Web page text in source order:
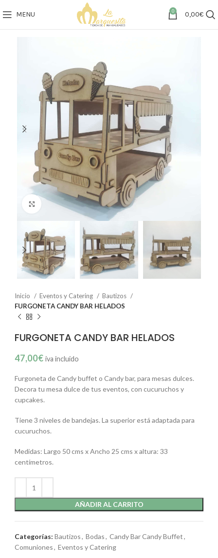
MENU 0 0,00€
Click to enlarge
Inicio Eventos y Catering
Bautizos
FURGONETA CANDY BAR HELADOS
FURGONETA CANDY BAR HELADOS
47,00€ iva incluido
Furgoneta de Candy buffet o Candy bar, para mesas dulces.
Decora tu mesa dulce de tus eventos, con cucuruchos y
cupcakes.
Tiene 3 niveles de bandejas. La superior está adaptada para
cucuruchos.
Medidas: Largo 50 cms x Ancho 25 cms x altura: 33
centímetros.
AÑADIR AL CARRITO
Categorías: Bautizos, Bodas, Candy Bar Candy Buffet,
Comuniones, Eventos y Catering